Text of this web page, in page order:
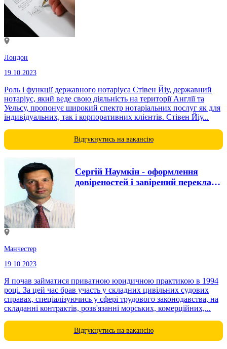
Лондон
19.10.2023
Роль і функції державного нотаріуса Стівен Йіу, державний
нотаріус, який веде свою діяльність на території Англії та
Уельсу, пропонує широкий спектр нотаріальних послуг як для
індивідуальних, так і корпоративних клієнтів. Стівен Йіу...
Відгукнутись на вакансію
Сергій Наумкін - оформлення
довіреностей і завірений переклад
Манчестер
19.10.2023
Я почав займатися приватною юридичною практикою в 1994
році. За цей час брав участь у складних цивільних судових
справах, спеціалізуючись у сфері трудового законодавства, на
складанні контрактів, розв'язанні морських, комерційних,...
Відгукнутись на вакансію